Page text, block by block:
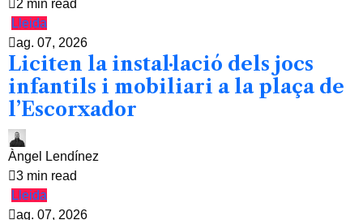
2 min read
Lleida
ag. 07, 2026
Liciten la instal·lació dels jocs
infantils i mobiliari a la plaça de
l’Escorxador
Àngel Lendínez
3 min read
Lleida
ag. 07, 2026